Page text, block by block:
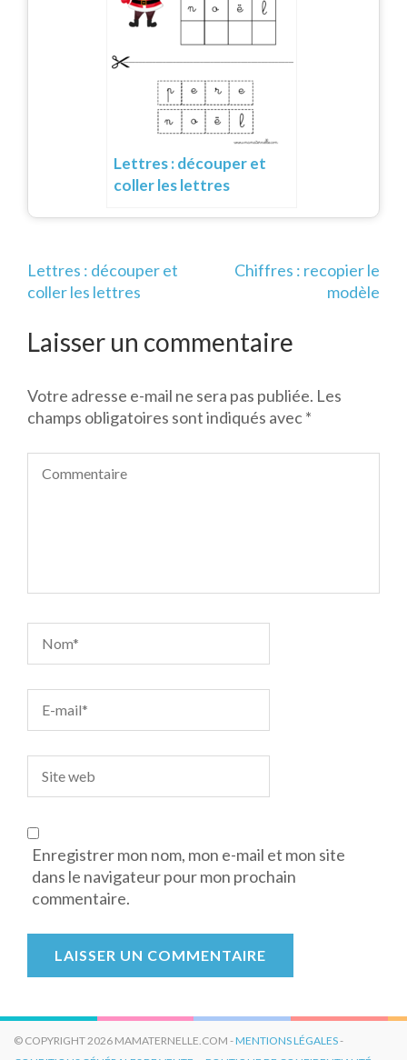
Lettres : découper et
coller les lettres
Navigation
de
Lettres : découper et
coller les lettres
Chiffres : recopier le
modèle
Laisser un commentaire
Votre adresse e-mail ne sera pas publiée. Les
champs obligatoires sont indiqués avec*
Enregistrer mon nom, mon e-mail et mon site
dans le navigateur pour mon prochain
commentaire.
© COPYRIGHT 2026 MAMATERNELLE.COM -MENTIONS LÉGALES-